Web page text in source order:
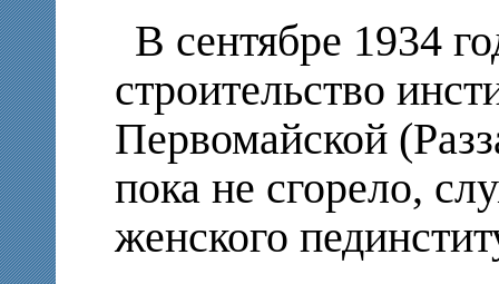
В сентябре 1934
строительство
Первомайской
пока не сгорело,
женского